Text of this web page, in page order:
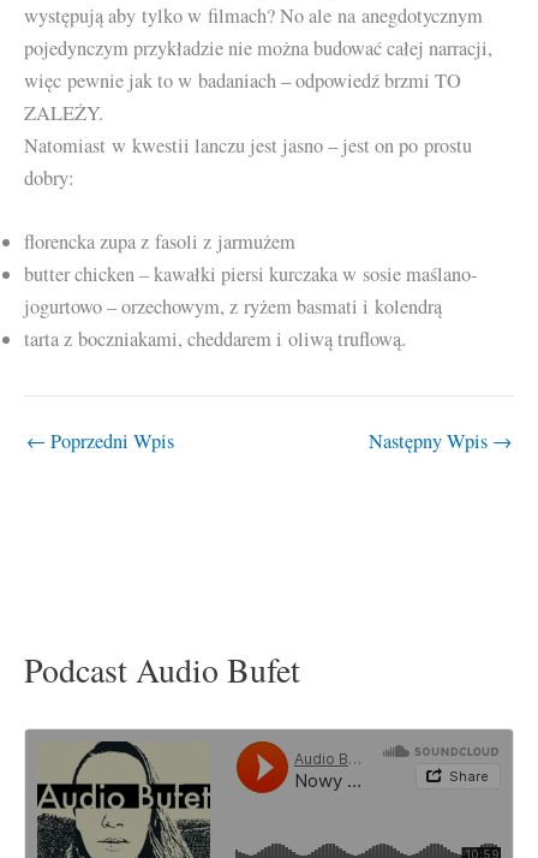
występują aby tylko w filmach? No ale na anegdotycznym
pojedynczym przykładzie nie można budować całej narracji,
więc pewnie jak to w badaniach – odpowiedź brzmi TO
ZALEŻY.
Natomiast w kwestii lanczu jest jasno – jest on po prostu
dobry:
florencka zupa z fasoli z jarmużem
butter chicken – kawałki piersi kurczaka w sosie maślano-
jogurtowo – orzechowym, z ryżem basmati i kolendrą
tarta z boczniakami, cheddarem i oliwą truflową.
← Poprzedni Wpis Następny Wpis →
Podcast Audio Bufet